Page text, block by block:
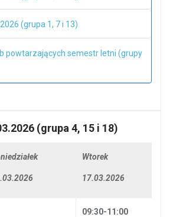
(grupa 1, 7 i 13)
powtarzających semestr letni (grupy
(grupa 4, 15 i 18)
Wtorek
17.03.2026
09:30-11:00